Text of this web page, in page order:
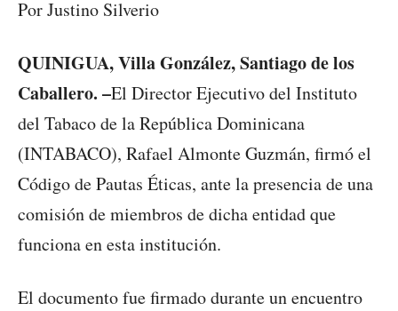
Por Justino Silverio
QUINIGUA, Villa González, Santiago de los
Caballero. –El Director Ejecutivo del Instituto
del Tabaco de la República Dominicana
(INTABACO), Rafael Almonte Guzmán, firmó el
Código de Pautas Éticas, ante la presencia de una
comisión de miembros de dicha entidad que
funciona en esta institución.
El documento fue firmado durante un encuentro